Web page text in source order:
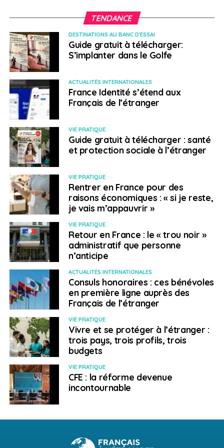
arrivants et leurs familles : programme d’appui aux
nouveaux arrivants, programme des travailleurs
d’établissement dans les écoles, etc.
Le programme de l’Éducation Internationale du CECCE
s’adapte quant à lui au profil et à la situation d’élèves
internationaux. Enfin, le CECCE propose des cours de
langues pour adultes au sein de l’Éducation
permanente. Un apprentissage de l’anglais peut
faciliter l’intégration !
Pour en savoir plus, visitez nos pages dédiées :
Centre d’accueil et d’admission :
ecolecatholique.ca
Programmes pour les nouveaux arrivants :
ecolecatholique.ca/accompagnement
Programme de l’Éducation Internationale :
ecolecatholique.ca
Programmes de langues de l’Éducation
permanente :
educationpermanente.ca
Ou composez le +1 888 230-5131.
> Le CECCE c’est :
Le conseil scolaire catholique et francophone au
coeur d’Ottawa, capitale du Canada et ville
bilingue comptant plus de 160 000
francophones*
Le plus important réseau canadien d’écoles de
langue française à l’extérieur du Québec, avec
TENDANCE
DESTINATIONS AU BANC D'ESSAI
Guide gratuit à télécharger:
S’implanter dans le Golfe
ACTUALITÉS INTERNATIONALES
France Identité s’étend aux
Français de l’étranger
VIE PRATIQUE
Guide gratuit à télécharger : santé
et protection sociale à l’étranger
VIE PRATIQUE
Rentrer en France pour des
raisons économiques : « si je reste,
je vais m’appauvrir »
VIE PRATIQUE
Retour en France : le « trou noir »
administratif que personne
n’anticipe
ACTUALITÉS INTERNATIONALES
Consuls honoraires : ces bénévoles
en première ligne auprès des
Français de l’étranger
VIE PRATIQUE
Vivre et se protéger à l’étranger :
trois pays, trois profils, trois
budgets
VIE PRATIQUE
CFE : la réforme devenue
incontournable